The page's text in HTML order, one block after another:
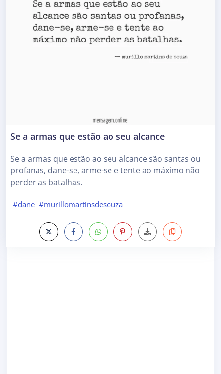
Se a armas que estão ao seu alcance
Se a armas que estão ao seu alcance são santas ou
profanas, dane-se, arme-se e tente ao máximo não
perder as batalhas.
#dane #murillomartinsdesouza